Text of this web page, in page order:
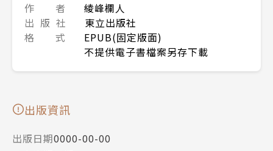
作 者
綾峰欄人
出 版 社
東立出版社
格 式
EPUB(固定版面)
不提供電子書檔案另存下載
出版資訊
出版日期0000-00-00